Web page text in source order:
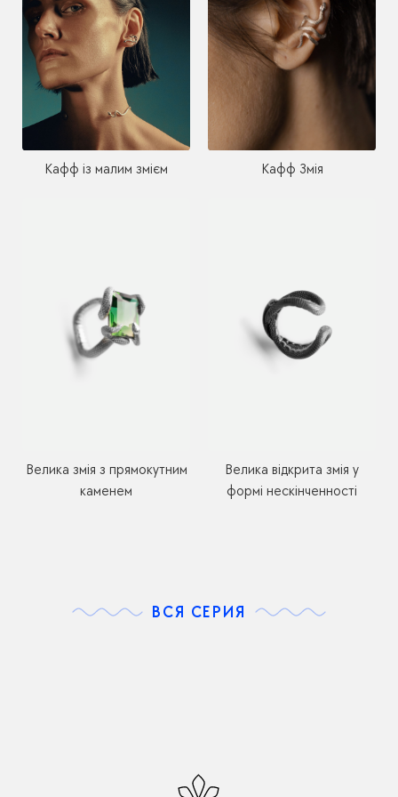
Кафф із малим змієм Кафф Змія
Велика змія з прямокутним
каменем
Велика відкрита змія у
формі нескінченності
ВСЯ СЕРИЯ